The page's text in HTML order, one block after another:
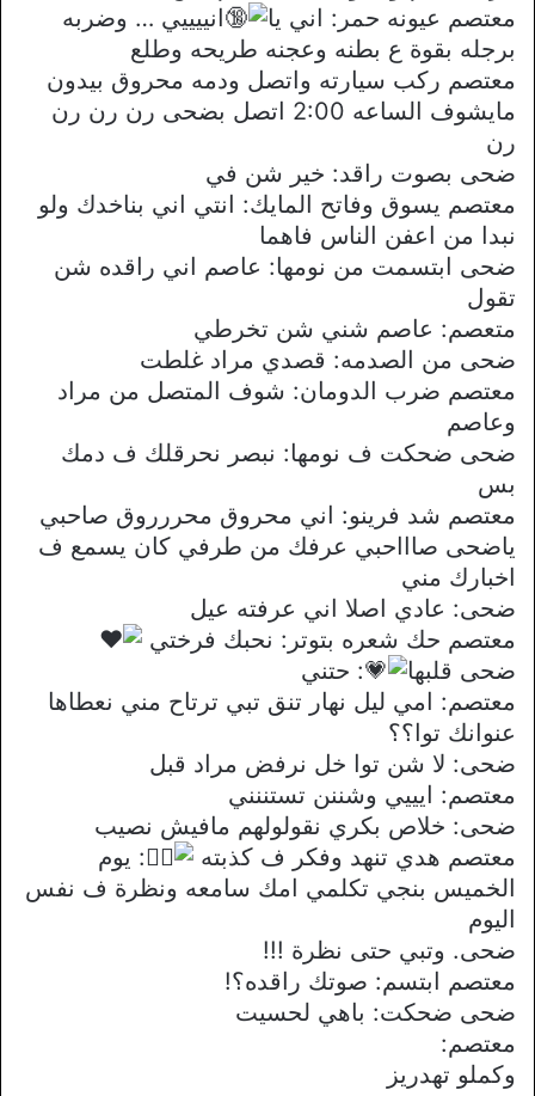
معتصم عيونه حمر: اني يا
انييييي … وضربه
برجله بقوة ع بطنه وعجنه طريحه وطلع
معتصم ركب سيارته واتصل ودمه محروق بيدون
مايشوف الساعه 2:00 اتصل بضحى رن رن رن
رن
ضحى بصوت راقد: خير شن في
معتصم يسوق وفاتح المايك: انتي اني بناخدك ولو
نبدا من اعفن الناس فاهما
ضحى ابتسمت من نومها: عاصم اني راقده شن
تقول
متعصم: عاصم شني شن تخرطي
ضحى من الصدمه: قصدي مراد غلطت
معتصم ضرب الدومان: شوف المتصل من مراد
وعاصم
ضحى ضحكت ف نومها: نبصر نحرقلك ف دمك
بس
معتصم شد فرينو: اني محروق محررروق صاحبي
ياضحى صاااحبي عرفك من طرفي كان يسمع ف
اخبارك مني
ضحى: عادي اصلا اني عرفته عيل
معتصم حك شعره بتوتر: نحبك فرختي
ضحى قلبها
: حتني
معتصم: امي ليل نهار تنق تبي ترتاح مني نعطاها
عنوانك توا؟؟
ضحى: لا شن توا خل نرفض مراد قبل
معتصم: ايييي وشننن تستننني
ضحى: خلاص بكري نقولولهم مافيش نصيب
معتصم هدي تنهد وفكر ف كذبته
: يوم
الخميس بنجي تكلمي امك سامعه ونظرة ف نفس
اليوم
ضحى. وتبي حتى نظرة !!!
معتصم ابتسم: صوتك راقده؟!
ضحى ضحكت: باهي لحسيت
معتصم:
وكملو تهدريز